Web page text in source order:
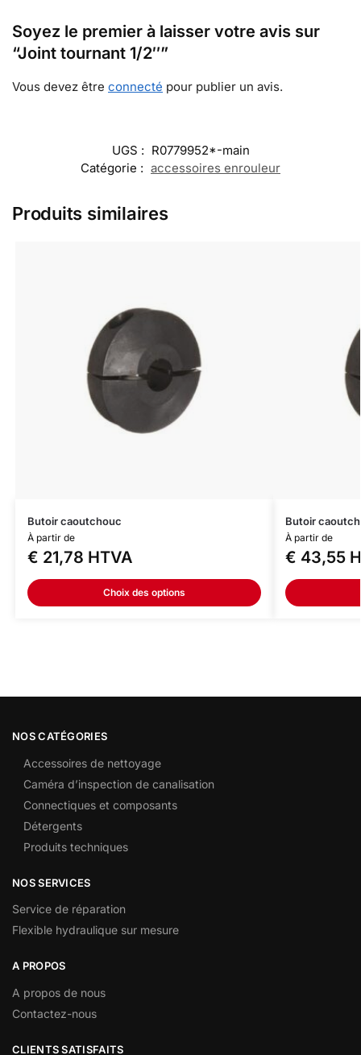
Soyez le premier à laisser votre avis sur
“Joint tournant 1/2″”
Vous devez être connecté pour publier un avis.
UGS : R0779952*-main
Catégorie : accessoires enrouleur
Produits similaires
Butoir caoutchouc
À partir de
€ 21,78 HTVA
Choix des options
Butoir
À partir de
€ 43,55
NOS CATÉGORIES
Accessoires de nettoyage
Caméra d’inspection de canalisation
Connectiques et composants
Détergents
Produits techniques
NOS SERVICES
Service de réparation
Flexible hydraulique sur mesure
A PROPOS
A propos de nous
Contactez-nous
CLIENTS SATISFAITS